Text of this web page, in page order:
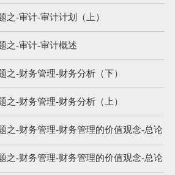
之-审计-审计计划（上）
之-审计-审计概述
之-财务管理-财务分析（下）
之-财务管理-财务分析（上）
之-财务管理-财务管理的价值观念-总论
之-财务管理-财务管理的价值观念-总论